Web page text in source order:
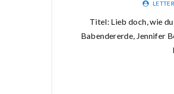
Titel: Lieb doch, wie
Babendererde, Jennifer